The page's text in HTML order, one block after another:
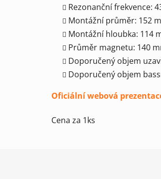
Rezonanční frekvence:
Montážní průměr: 152
Montážní hloubka: 114
Průměr magnetu: 140
Doporučený objem
Doporučený objem
Oficiální webová
Cena za 1ks